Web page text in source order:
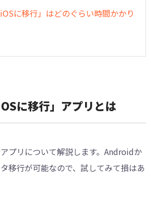
に移行」はどのぐらい時間かかり
に移行」アプリとは
プリについて解説します。Androidか
移行が可能なので、試してみて損はあ